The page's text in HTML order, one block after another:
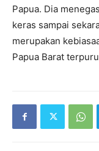
Papua. Dia
keras sampai
merupakan
Papua Barat